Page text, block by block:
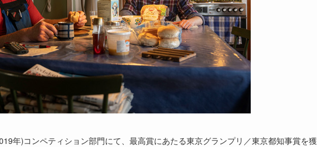
年)コンペティション部門にて、最高賞にあたる東京グランプリ／東京都知事賞を獲